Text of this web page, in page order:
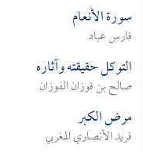
سورة الأنعام
فارس عباد
التوكل حقيقته وآثاره
صالح بن فوزان الفوزان
مرض الكبر
فريد الأنصاري المغربي